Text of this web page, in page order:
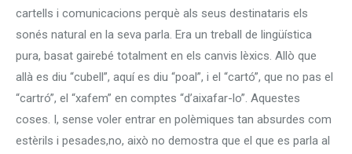
cartells i comunicacions perquè als seus destinataris els
sonés natural en la seva parla. Era un treball de lingüística
pura, basat gairebé totalment en els canvis lèxics. Allò que
allà es diu “cubell”, aquí es diu “poal”, i el “cartó”, que no pas el
“cartró”, el “xafem” en comptes “d’aixafar-lo”. Aquestes
coses. I, sense voler entrar en polèmiques tan absurdes com
estèrils i pesades,no, això no demostra que el que es parla al